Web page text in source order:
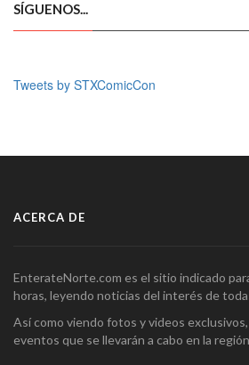
SÍGUENOS...
Tweets by STXComicCon
ACERCA DE
EnterateNorte.com es el sitio indicado
horas, leyendo noticias del interés de
Así como viendo fotos y videos
eventos que se llevarán a cabo en la